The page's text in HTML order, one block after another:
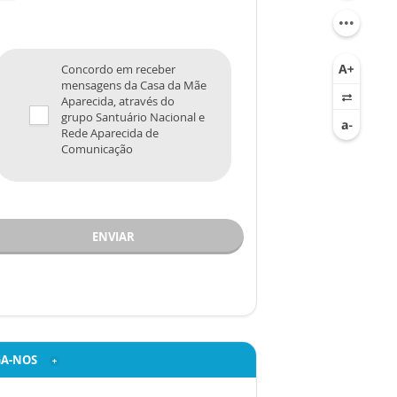
Concordo em receber
mensagens da Casa da Mãe
Aparecida, através do
grupo Santuário Nacional e
Rede Aparecida de
Comunicação
ENVIAR
NOS